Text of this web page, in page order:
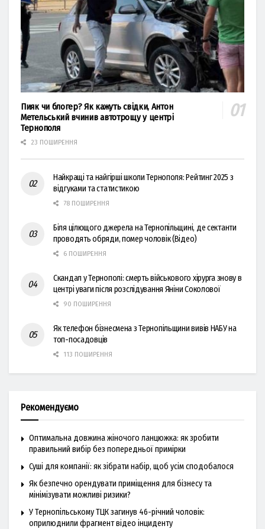
Пияк чи блогер? Як кажуть свідки, Антон
Метельський вчинив автотрощу у центрі
Тернополя
23 ПОШИРЕННЯ
Найкращі та найгірші школи Тернополя: Рейтинг 2025 з
відгуками та статистикою
78 ПОШИРЕННЯ
Біля цілющого джерела на Тернопільщині, де сектанти
проводять обряди, помер чоловік (Відео)
6 ПОШИРЕННЯ
Скандал у Тернополі: смерть військового хірурга знову в
центрі уваги після розслідування Яніни Соколової
90 ПОШИРЕННЯ
Як телефон бізнесмена з Тернопільщини вивів НАБУ на
топ-посадовців
113 ПОШИРЕННЯ
Рекомендуємо
Оптимальна довжина жіночого ланцюжка: як зробити
правильний вибір без попередньої примірки
Суші для компанії: як зібрати набір, щоб усім сподобалося
Як безпечно орендувати приміщення для бізнесу та
мінімізувати можливі ризики?
У Тернопільському ТЦК загинув 46-річний чоловік:
оприлюднили фрагмент відео інциденту